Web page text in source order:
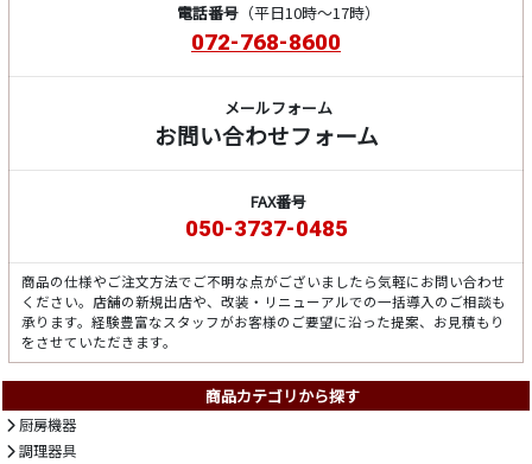
電話番号（平日10時～17時）
072-768-8600
メールフォーム
お問い合わせフォーム
FAX番号
050-3737-0485
商品の仕様やご注文方法でご不明な点がございましたら気軽にお問い合わせ
ください。店舗の新規出店や、改装・リニューアルでの一括導入のご相談も
承ります。経験豊富なスタッフがお客様のご要望に沿った提案、お見積もり
をさせていただきます。
商品カテゴリから探す
厨房機器
調理器具